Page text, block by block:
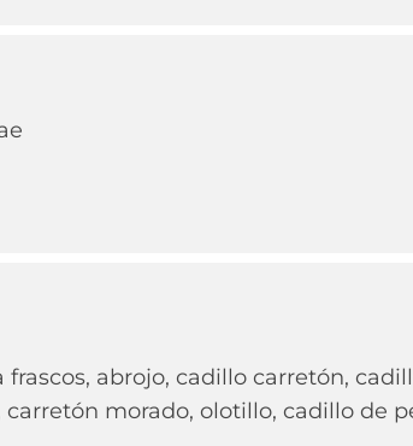
frascos, abrojo, cadillo carretón,
carretón morado, olotillo, cadillo de